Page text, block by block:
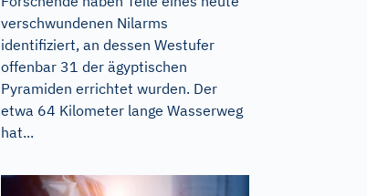
verschwundenen Nilarms
identifiziert, an dessen Westufer
offenbar 31 der ägyptischen
Pyramiden errichtet wurden. Der
etwa 64 Kilometer lange Wasserweg
hat...